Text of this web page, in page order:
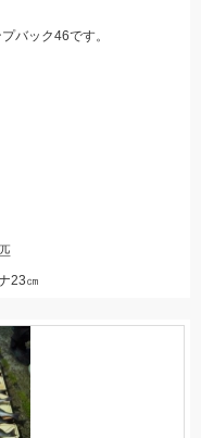
バック46です。
23㎝